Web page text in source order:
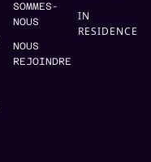
SOMMES-
NOUS
NOUS
REJOINDRE
IN
RESIDENCE